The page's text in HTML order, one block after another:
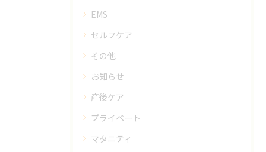
EMS
セルフケア
その他
お知らせ
産後ケア
プライベート
マタニティ